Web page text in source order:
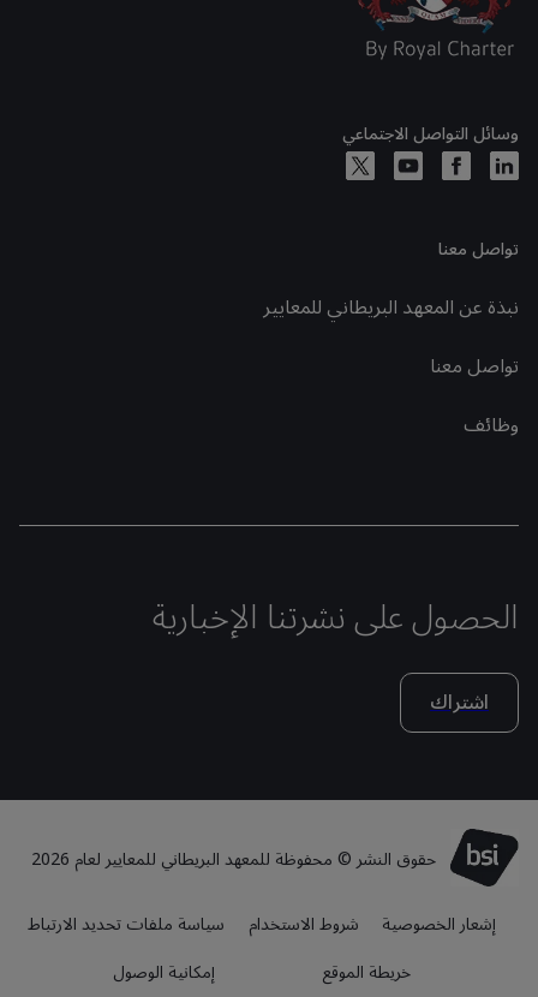
وسائل التواصل الاجتماعي
تواصل معنا
نبذة عن المعهد البريطاني للمعايير
تواصل معنا
وظائف
الحصول على نشرتنا الإخبارية
اشتراك
حقوق النشر © محفوظة للمعهد البريطاني للمعايير لعام 2026
إشعار الخصوصية
شروط الاستخدام
سياسة ملفات تحديد الارتباط
خريطة الموقع
إمكانية الوصول